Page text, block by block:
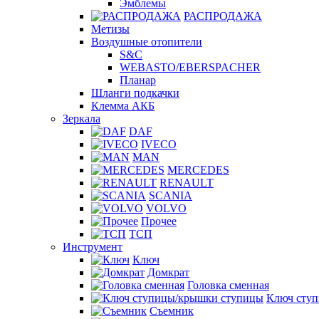
Эмблемы
РАСПРОДАЖА
Метизы
Воздушные отопители
S&C
WEBASTO/EBERSPACHER
Планар
Шланги подкачки
Клемма АКБ
Зеркала
DAF
IVECO
MAN
MERCEDES
RENAULT
SCANIA
VOLVO
Прочее
ТСП
Инструмент
Ключ
Домкрат
Головка сменная
Ключ
Съемник